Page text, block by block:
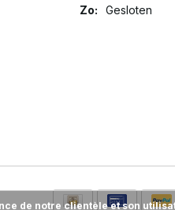
Zo:
Gesloten
de notre clientèle et son